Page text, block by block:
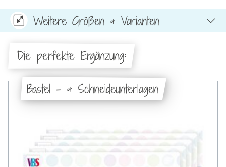
Weitere Größen & Varianten
Die perfekte Ergänzung:
Bastel - & Schneideunterlagen